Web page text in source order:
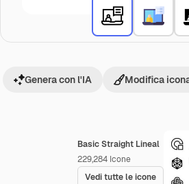
Basic Straight Lineal
229,284 Icone
Vedi tutte le icone
Genera con l'IA Modifica